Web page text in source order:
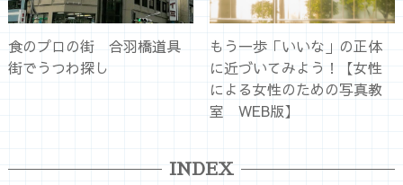
食のプロの街 合羽橋道具
街でうつわ探し
もう一歩「いいな」の正体
に近づいてみよう！【女性
による女性のための写真教
室 WEB版】
INDEX